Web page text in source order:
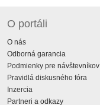
O portáli
O nás
Odborná garancia
Podmienky pre návštevníkov
Pravidlá diskusného fóra
Inzercia
Partneri a odkazy